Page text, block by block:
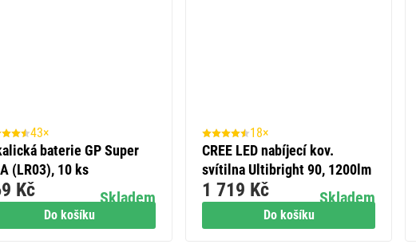
Do košíku
43×
baterie GP Super
(LR03), 10 ks
Skladem
Kč
Do košíku
18×
CREE LED nabíjecí kov.
svítilna Ultibright 90, 1200lm
Skladem
1 719 Kč